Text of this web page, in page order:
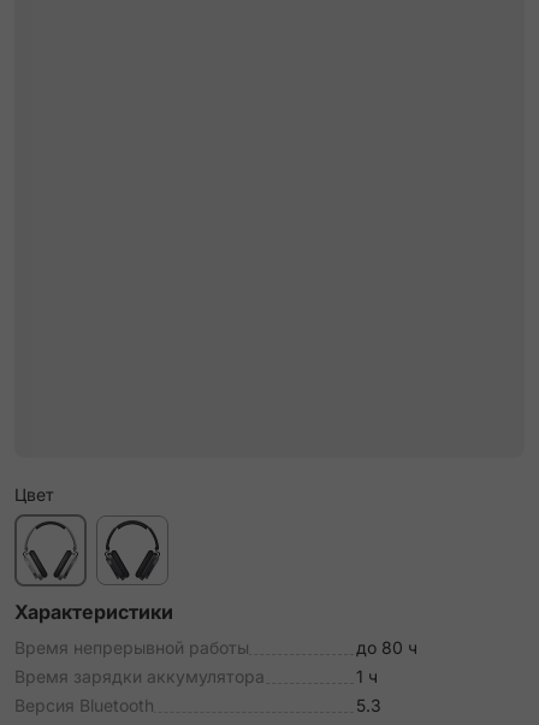
Цвет
Характеристики
Время непрерывной работы
до 80 ч
Время зарядки аккумулятора
1 ч
Версия Bluetooth
5.3